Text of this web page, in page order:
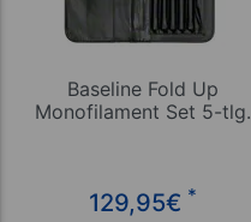
Baseline Fold Up
Monofilament Set 5-tlg.
129,95€ *